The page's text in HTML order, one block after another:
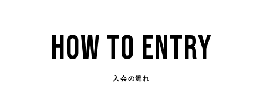
HOW TO ENTRY
入会の流れ